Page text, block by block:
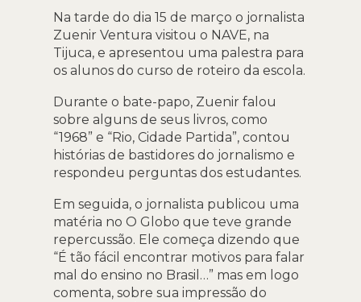
Na tarde do dia 15 de março o jornalista
Zuenir Ventura visitou o NAVE, na
Tijuca, e apresentou uma palestra para
os alunos do curso de roteiro da escola.
Durante o bate-papo, Zuenir falou
sobre alguns de seus livros, como
“1968” e “Rio, Cidade Partida”, contou
histórias de bastidores do jornalismo e
respondeu perguntas dos estudantes.
Em seguida, o jornalista publicou uma
matéria no O Globo que teve grande
repercussão. Ele começa dizendo que
“É tão fácil encontrar motivos para falar
mal do ensino no Brasil…” mas em logo
comenta, sobre sua impressão do